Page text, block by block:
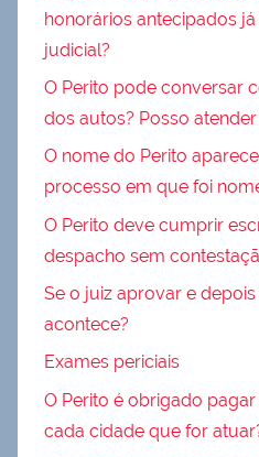
honorários antecipados
judicial?
O Perito pode conversar
dos autos? Posso
O nome do Perito
processo em que foi
O Perito deve cumprir
despacho sem
Se o juiz aprovar e
acontece?
Exames periciais
O Perito é obrigado
cada cidade que for